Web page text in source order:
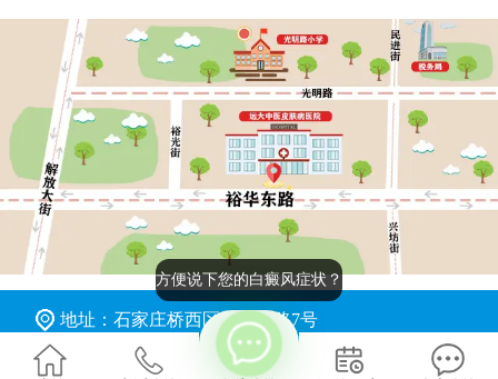
地址：石家庄桥西区裕华东路7号
版权所有：石家庄远大中医皮肤病医院
方便说下您的白癜风症状？